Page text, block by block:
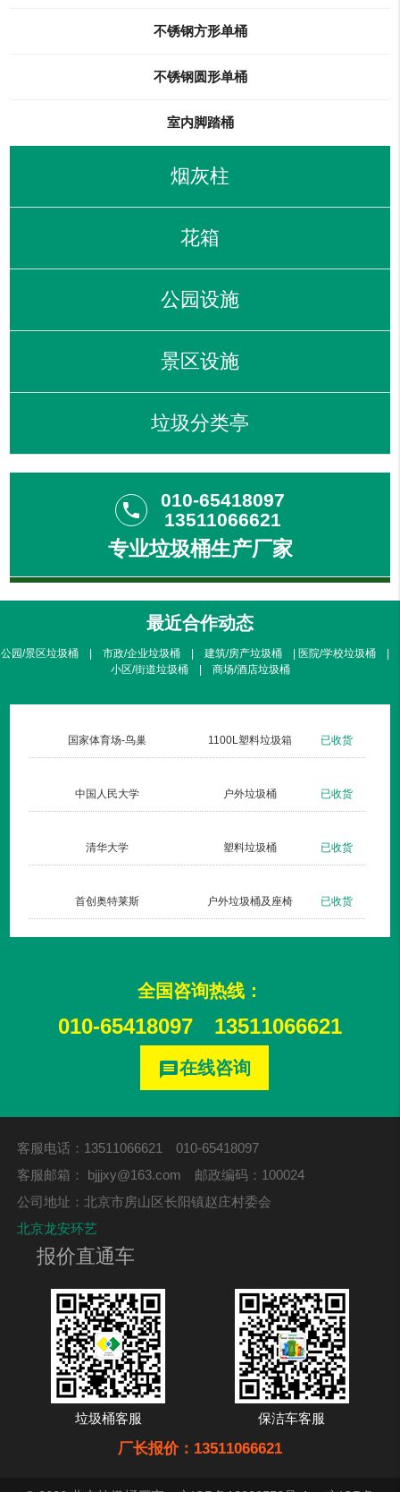
不锈钢方形单桶
不锈钢圆形单桶
室内脚踏桶
烟灰柱
花箱
公园设施
景区设施
垃圾分类亭
phone
010-65418097
13511066621
专业垃圾桶生产厂家
最近合作动态
公园/景区垃圾桶 | 市政/企业垃圾桶 | 建筑/房产垃圾桶 | 医院/学校垃圾桶 |
小区/街道垃圾桶 | 商场/酒店垃圾桶
国家体育场-鸟巢 1100L塑料垃圾箱 已收货
中国人民大学 户外垃圾桶 已收货
清华大学 塑料垃圾桶 已收货
首创奥特莱斯 户外垃圾桶及座椅 已收货
全国咨询热线：
010-65418097 13511066621
message在线咨询
客服电话：13511066621 010-65418097
客服邮箱： bjjjxy@163.com 邮政编码：100024
公司地址：北京市房山区长阳镇赵庄村委会
北京龙安环艺
报价直通车
垃圾桶客服 保洁车客服
厂长报价：13511066621